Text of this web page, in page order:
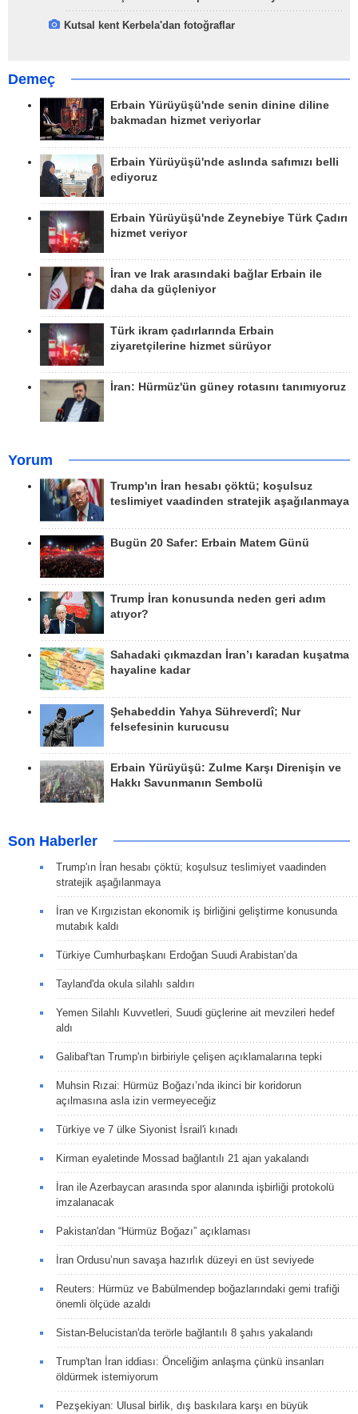
Kutsal kent Kerbela'dan fotoğraflar
Demeç
Erbain Yürüyüşü'nde senin dinine diline
bakmadan hizmet veriyorlar
Erbain Yürüyüşü'nde aslında safımızı belli
ediyoruz
Erbain Yürüyüşü'nde Zeynebiye Türk Çadırı
hizmet veriyor
İran ve Irak arasındaki bağlar Erbain ile
daha da güçleniyor
Türk ikram çadırlarında Erbain
ziyaretçilerine hizmet sürüyor
İran: Hürmüz'ün güney rotasını tanımıyoruz
Yorum
Trump'ın İran hesabı çöktü; koşulsuz
teslimiyet vaadinden stratejik aşağılanmaya
Bugün 20 Safer: Erbain Matem Günü
Trump İran konusunda neden geri adım
atıyor?
Sahadaki çıkmazdan İran’ı karadan kuşatma
hayaline kadar
Şehabeddin Yahya Sühreverdî; Nur
felsefesinin kurucusu
Erbain Yürüyüşü: Zulme Karşı Direnişin ve
Hakkı Savunmanın Sembolü
Son Haberler
Trump'ın İran hesabı çöktü; koşulsuz teslimiyet vaadinden
stratejik aşağılanmaya
İran ve Kırgızistan ekonomik iş birliğini geliştirme konusunda
mutabık kaldı
Türkiye Cumhurbaşkanı Erdoğan Suudi Arabistan’da
Tayland'da okula silahlı saldırı
Yemen Silahlı Kuvvetleri, Suudi güçlerine ait mevzileri hedef
aldı
Galibaf'tan Trump'ın birbiriyle çelişen açıklamalarına tepki
Muhsin Rızai: Hürmüz Boğazı’nda ikinci bir koridorun
açılmasına asla izin vermeyeceğiz
Türkiye ve 7 ülke Siyonist İsrail'i kınadı
Kirman eyaletinde Mossad bağlantılı 21 ajan yakalandı
İran ile Azerbaycan arasında spor alanında işbirliği protokolü
imzalanacak
Pakistan'dan “Hürmüz Boğazı” açıklaması
İran Ordusu’nun savaşa hazırlık düzeyi en üst seviyede
Reuters: Hürmüz ve Babülmendep boğazlarındaki gemi trafiği
önemli ölçüde azaldı
Sistan-Belucistan'da terörle bağlantılı 8 şahıs yakalandı
Trump'tan İran iddiası: Önceliğim anlaşma çünkü insanları
öldürmek istemiyorum
Pezşekiyan: Ulusal birlik, dış baskılara karşı en büyük